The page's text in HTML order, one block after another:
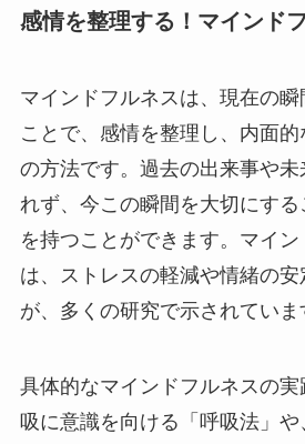
感情を整理する！マインド
マインドフルネスは、現在の
ことで、感情を整理し、内面
の方法です。過去の出来事や
れず、今この瞬間を大切にす
を持つことができます。マイ
は、ストレスの軽減や情緒の安
が、多くの研究で示されていま
具体的なマインドフルネスの
吸に意識を向ける「呼吸法」